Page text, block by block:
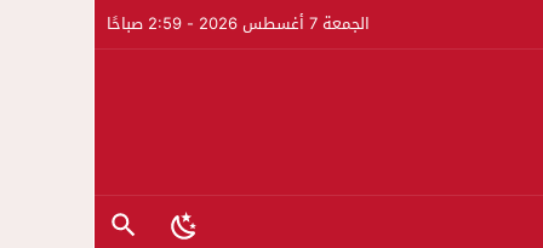
الجمعة 7 أغسطس 2026 - 2:59 صباحًا